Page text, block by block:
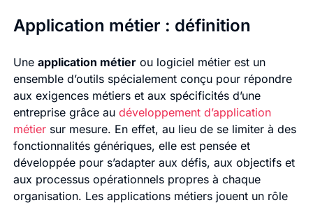
Application métier : définition
Une application métierou logiciel métier est un
ensemble d’outils spécialement conçu pour répondre
aux exigences métiers et aux spécificités d’une
entreprise grâce au développement d’application
métier sur mesure. En effet, au lieu de se limiter à des
fonctionnalités génériques, elle est pensée et
développée pour s’adapter aux défis, aux objectifs et
aux processus opérationnels propres à chaque
organisation. Les applications métiers jouent un rôle